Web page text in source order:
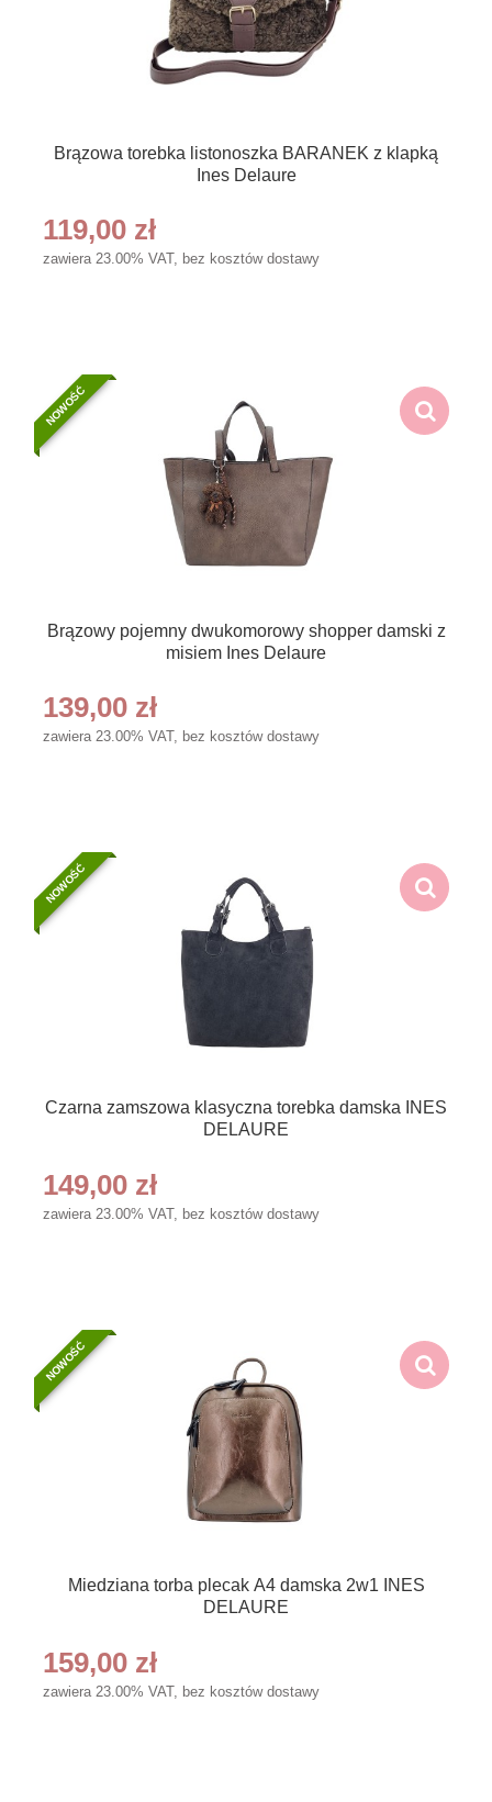
Brązowa torebka listonoszka BARANEK z klapką
Ines Delaure
119,00 zł
zawiera 23.00% VAT, bez kosztów dostawy
Brązowy pojemny dwukomorowy shopper damski z
misiem Ines Delaure
139,00 zł
zawiera 23.00% VAT, bez kosztów dostawy
NOWOŚĆ
Czarna zamszowa klasyczna torebka damska INES
DELAURE
149,00 zł
zawiera 23.00% VAT, bez kosztów dostawy
NOWOŚĆ
Miedziana torba plecak A4 damska 2w1 INES
DELAURE
159,00 zł
zawiera 23.00% VAT, bez kosztów dostawy
NOWOŚĆ